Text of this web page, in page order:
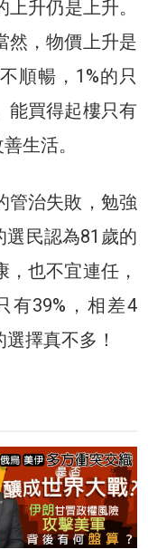
升仍是上升。
然，物價上升是
順暢，1%的只
能買得起樓只有
生活。
管治失敗，勉強
選民認為81歲的
也不宜連任，
有39%，相差4
擇真不多！